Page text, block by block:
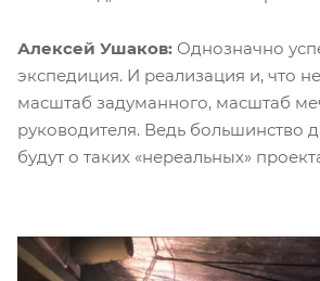
Алексей Ушаков: Однозначно
экспедиция. И реализация и, что
масштаб задуманного, масштаб
руководителя. Ведь большинство
будут о таких «нереальных»